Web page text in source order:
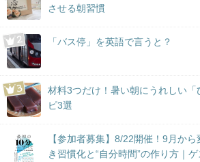
させる朝習慣
「バス停」を英語で言うと？
材料3つだけ！暑い朝にうれしい「
ピ3選
【参加者募集】8/22開催！9月か
き習慣化と“自分時間”の作り方｜